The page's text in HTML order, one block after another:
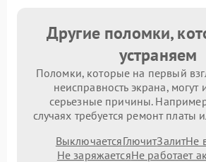
Другие поломки,
устраняем
Поломки, которые на первый
неисправность экрана, могут
серьезные причины.
случаях требуется ремонт платы
ВыключаетсяГлючитЗалитНе
Не заряжаетсяНе работает